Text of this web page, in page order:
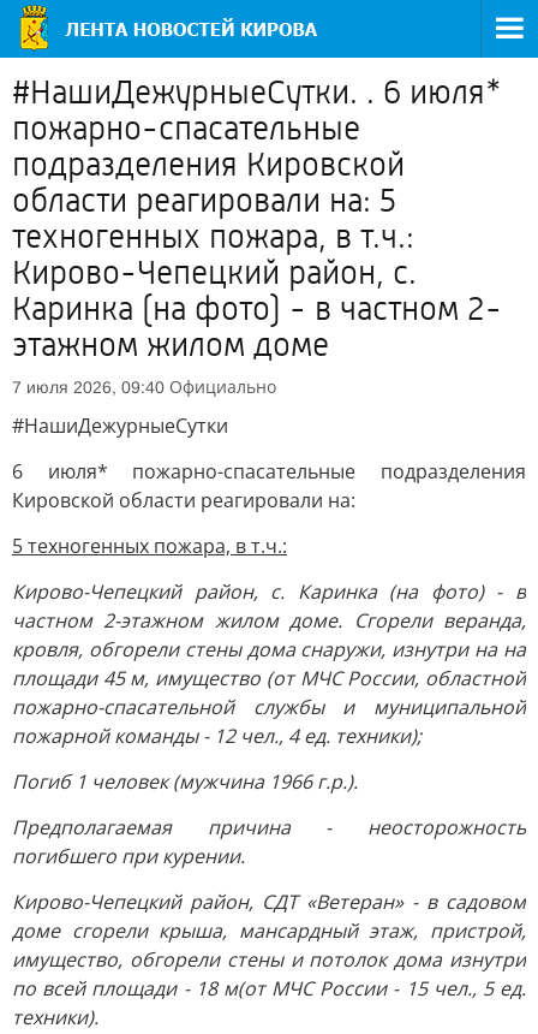
#НашиДежурныеСутки. . 6 июля*
пожарно-спасательные
подразделения Кировской
области реагировали на: 5
техногенных пожара, в т.ч.:
Кирово-Чепецкий район, с.
Каринка (на фото) - в частном 2-
этажном жилом доме
7 июля 2026, 09:40 Официально
#НашиДежурныеСутки
6 июля* пожарно-спасательные подразделения
Кировской области реагировали на:
5 техногенных пожара, в т.ч.:
Кирово-Чепецкий район, с. Каринка (на фото) - в
частном 2-этажном жилом доме. Сгорели веранда,
кровля, обгорели стены дома снаружи, изнутри на на
площади 45 м, имущество (от МЧС России, областной
пожарно-спасательной службы и муниципальной
пожарной команды - 12 чел., 4 ед. техники);
Погиб 1 человек (мужчина 1966 г.р.).
Предполагаемая причина - неосторожность
погибшего при курении.
Кирово-Чепецкий район, СДТ «Ветеран» - в садовом
доме сгорели крыша, мансардный этаж, пристрой,
имущество, обгорели стены и потолок дома изнутри
по всей площади - 18 м(от МЧС России - 15 чел., 5 ед.
техники).